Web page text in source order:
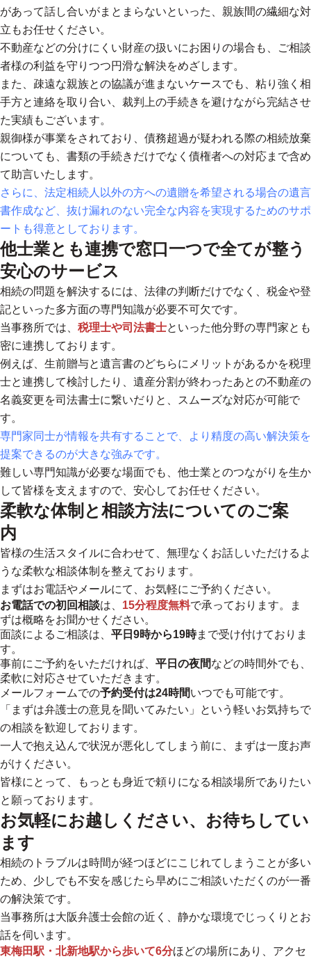
があって話し合いがまとまらないといった、親族間の繊細な対
立もお任せください。
不動産などの分けにくい財産の扱いにお困りの場合も、ご相談
者様の利益を守りつつ円滑な解決をめざします。
また、疎遠な親族との協議が進まないケースでも、粘り強く相
手方と連絡を取り合い、裁判上の手続きを避けながら完結させ
た実績もございます。
親御様が事業をされており、債務超過が疑われる際の相続放棄
についても、書類の手続きだけでなく債権者への対応まで含め
て助言いたします。
さらに、法定相続人以外の方への遺贈を希望される場合の遺言
書作成など、抜け漏れのない完全な内容を実現するためのサポ
ートも得意としております。
他士業とも連携で窓口一つで全てが整う
安心のサービス
相続の問題を解決するには、法律の判断だけでなく、税金や登
記といった多方面の専門知識が必要不可欠です。
当事務所では、 税理士や司法書士といった他分野の専門家とも
密に連携しております。
例えば、生前贈与と遺言書のどちらにメリットがあるかを税理
士と連携して検討したり、遺産分割が終わったあとの不動産の
名義変更を司法書士に繋いだりと、スムーズな対応が可能で
す。
専門家同士が情報を共有することで、より精度の高い解決策を
提案できるのが大きな強みです。
難しい専門知識が必要な場面でも、他士業とのつながりを生か
して皆様を支えますので、安心してお任せください。
柔軟な体制と相談方法についてのご案
内
皆様の生活スタイルに合わせて、無理なくお話しいただけるよ
うな柔軟な相談体制を整えております。
まずはお電話やメールにて、お気軽にご予約ください。
お電話での初回相談は、 15分程度無料で承っております。ま
ずは概略をお聞かせください。
面談によるご相談は、 平日9時から19時まで受け付けておりま
す。
事前にご予約をいただければ、 平日の夜間などの時間外でも、
柔軟に対応させていただきます。
メールフォームでの予約受付は24時間いつでも可能です。
「まずは弁護士の意見を聞いてみたい」という軽いお気持ちで
の相談を歓迎しております。
一人で抱え込んで状況が悪化してしまう前に、まずは一度お声
がけください。
皆様にとって、もっとも身近で頼りになる相談場所でありたい
と願っております。
お気軽にお越しください、お待ちしてい
ます
相続のトラブルは時間が経つほどにこじれてしまうことが多い
ため、少しでも不安を感じたら早めにご相談いただくのが一番
の解決策です。
当事務所は大阪弁護士会館の近く、静かな環境でじっくりとお
話を伺います。
東梅田駅・北新地駅から歩いて6分ほどの場所にあり、アクセ